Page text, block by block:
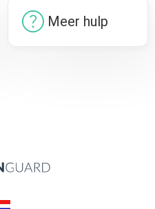
help Meer hulp